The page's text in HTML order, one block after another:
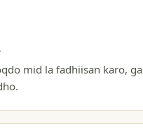
mid la fadhiisan karo,